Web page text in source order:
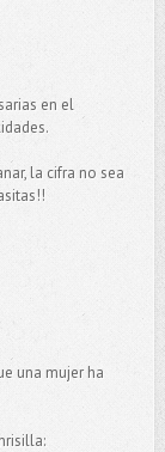
en el
la cifra no sea
una mujer ha